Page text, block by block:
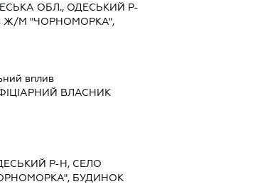
ОБЛ., ОДЕСЬКИЙ Р-
Ж/М "ЧОРНОМОРКА",
вплив
ВЛАСНИК
Р-Н, СЕЛО
БУДИНОК